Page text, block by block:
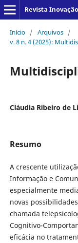
Revista
Início / Arquivos /
v. 8 n. 4 (2025):
Cláudia Ribeiro de
Resumo
A crescente
Informação e
especialmente
novas
chamada
Cognitivo-
eficácia no